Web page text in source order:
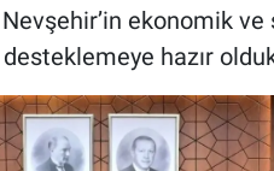
ekonomik ve
hazır